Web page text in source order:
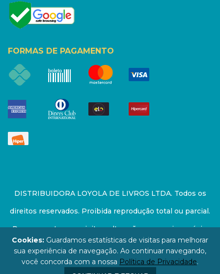
FORMAS DE PAGAMENTO
DISTRIBUIDORA LOYOLA DE LIVROS LTDA. Todos os
direitos reservados. Proibida reprodução total ou parcial.
Preços e estoque sujeito a alterações sem aviso prévio.
67.946.814/0001-94 - LOJA - Rua Senador Feijó - São
Paulo / SP - CEP: 01006-000
Cookies: Guardamos estatísticas de visitas para melhorar
sua experiência de navegação. Ao continuar navegando,
você concorda com a nossa Política de Privacidade.